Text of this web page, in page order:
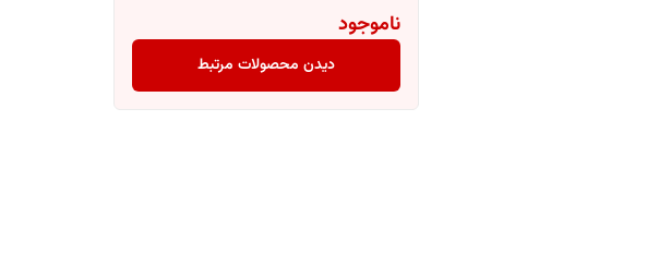
ناموجود
دیدن محصولات مرتبط